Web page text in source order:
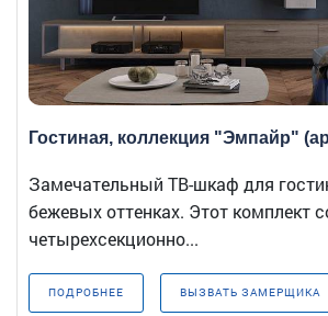
Гостиная, коллекция "Эмпайр"
Замечательный ТВ-шкаф для
бежевых оттенках. Этот комплект
четырехсекционно...
ПОДРОБНЕЕ ВЫЗВАТЬ ЗАМЕРЩИКА